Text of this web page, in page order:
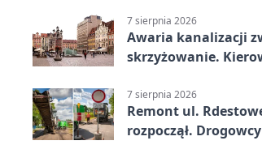
7 sierpnia 2026
Awaria kanalizacji
skrzyżowanie.
7 sierpnia 2026
Remont ul.
rozpoczął.